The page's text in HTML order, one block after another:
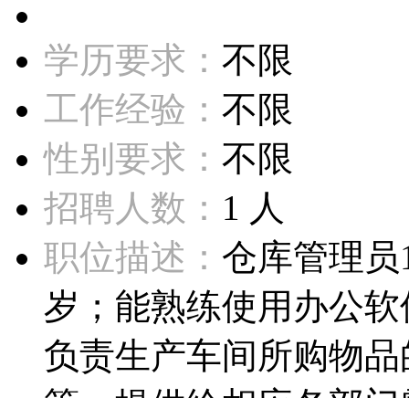
学历要求： 不限
工作经验： 不限
性别要求： 不限
招聘人数： 1 人
职位描述： 仓库管理
岁；能熟练使用办公
负责生产车间所购物